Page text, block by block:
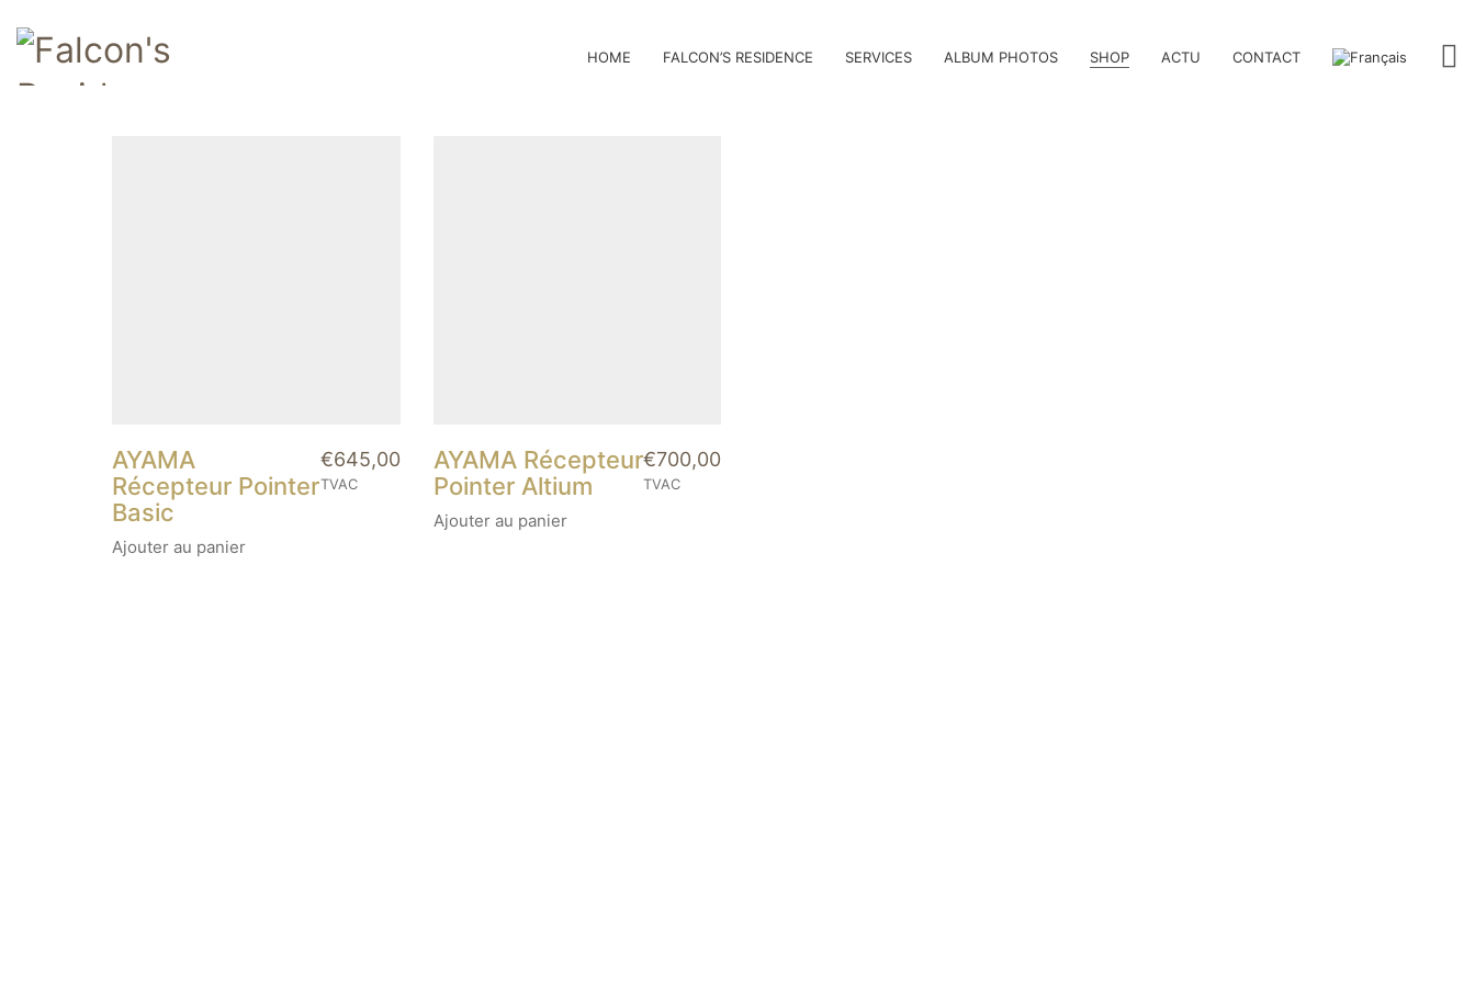
HOME FALCON’S RESIDENCE SERVICES ALBUM PHOTOS SHOP ACTU CONTACT
AYAMA
Récepteur Pointer
Basic
Ajouter au panier
€645,00
TVAC
AYAMA Récepteur
Pointer Altium
Ajouter au panier
€700,00
TVAC